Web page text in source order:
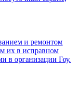
и ремонтом
их в исправном
в организации Гоу.